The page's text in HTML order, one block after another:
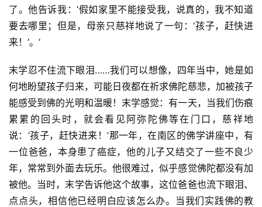
了。他告诉我：‘假如家里不能接受我，说真的，我不知道
要去哪里；但是，母亲只慈祥地说了一句：‘孩子，赶快进
来！’。’
末学忍不住流下眼泪……我们可以想像，四年当中，她是如
何地盼望孩子归来，可能日夜都在祈求佛陀慈悲，加被孩子
能感受到佛的光明和温暖！末学感觉：有一天，当我们伤痕
累累的回头时，就会看见阿弥陀佛等在门口，慈祥地
说：‘孩子，赶快进来！’那一年，在南区的佛学讲座中，有
一位爸爸，本身患了癌症，他的儿子又结交了一些不良少
年，常常到外面去玩乐。他很难过，似乎感觉佛陀都没有加
被他。当时，末学告诉他这个故事，这位爸爸也流下眼泪、
点点头，相信他已经明白应该怎么办。当我们实践佛的教